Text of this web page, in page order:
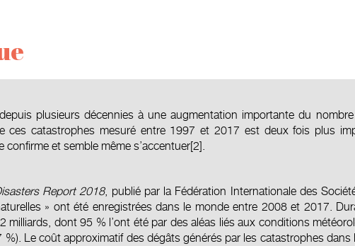
plusieurs décennies à une augmentation importante du
ces catastrophes mesuré entre 1997 et 2017 est deux fois plus
confirme et semble même s’accentuer[2].
Report 2018, publié par la Fédération Internationale des
» ont été enregistrées dans le monde entre 2008 et 2017.
milliards, dont 95 % l’ont été par des aléas liés aux conditions
%). Le coût approximatif des dégâts générés par les catastrophes